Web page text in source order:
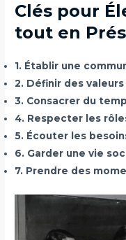
Clés pour
tout en
1. Établir une
2. Définir des
3. Consacrer du
4. Respecter les
5. Écouter les
6. Garder une vie
7. Prendre des